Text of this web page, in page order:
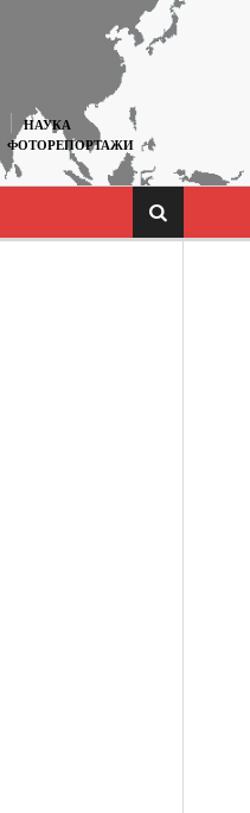
НАУКА
ФОТОРЕПОРТАЖИ